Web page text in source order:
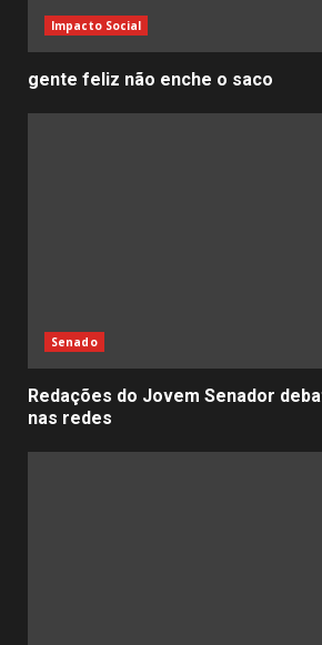
Impacto Social
gente feliz não enche o saco
Senado
Redações do Jovem Senador
nas redes